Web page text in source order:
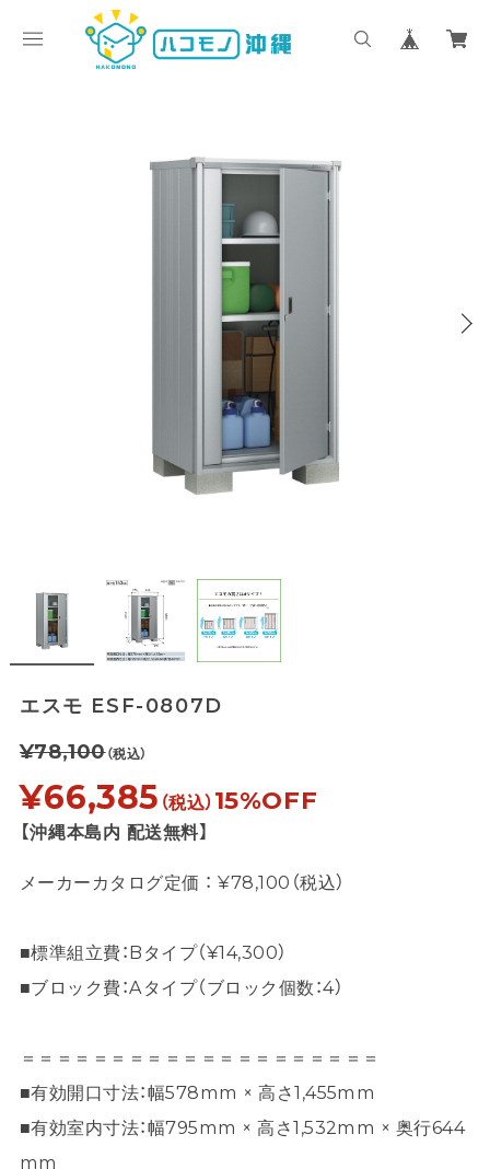
エスモ ESF-0807D
¥78,100（税込）
¥66,385 （税込） 15%OFF
【沖縄本島内 配送無料】
メーカーカタログ定価 ： ¥78,100（税込）
■標準組立費：Bタイプ（¥14,300）
■ブロック費：Aタイプ（ブロック個数：4）
＝＝＝＝＝＝＝＝＝＝＝＝＝＝＝＝＝＝＝＝
■有効開口寸法：幅578mm × 高さ1,455mm
■有効室内寸法：幅795mm × 高さ1,532mm × 奥行644
mm